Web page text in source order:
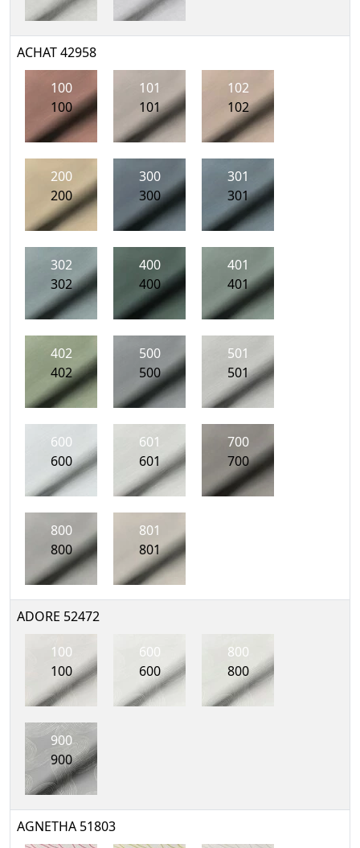
ACHAT 42958
100
100
101
101
102
102
200
200
300
300
301
301
302
302
400
400
401
401
402
402
500
500
501
501
600
600
601
601
700
700
800
800
801
801
ADORE 52472
100
100
600
600
800
800
900
900
AGNETHA 51803